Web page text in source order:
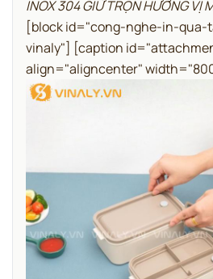
INOX 304 GIỮ TRỌN HƯƠNG VỊ
[block id="cong-nghe-in-
vinaly"] [caption
align="aligncenter"